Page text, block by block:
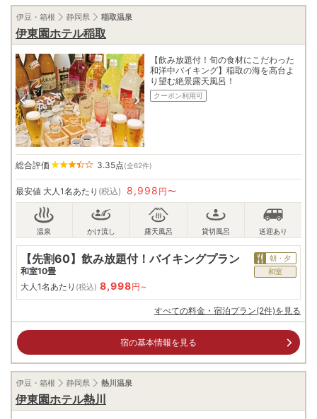
伊豆・箱根 静岡県 稲取温泉
伊東園ホテル稲取
【飲み放題付！旬の食材にこだわった
和洋中バイキング】稲取の海を高台よ
り望む絶景露天風呂！
クーポン利用可
総合評価 3.35点(全62件)
最安値 大人1名あたり (税込) 8,998 円〜
【先割60】飲み放題付！バイキングプラン
和室10畳
朝・夕
和室
大人1名あたり (税込) 8,998円~
すべての料金・宿泊プラン(2件)を見る
宿の基本情報を見る
伊豆・箱根 静岡県 熱川温泉
伊東園ホテル熱川